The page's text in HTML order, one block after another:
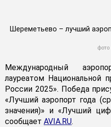
Шереметьево – лучший
Международный
лауреатом Национальной
России 2025». Победа
«Лучший аэропорт года
значения)» и «Лучший
сообщает AVIA.RU.